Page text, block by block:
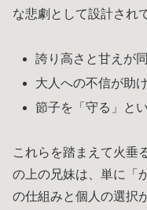
な悲劇として設計され
誇り高さと甘えが
大人への不信が助
節子を「守る」と
これらを踏まえて火垂
の上の兄妹は、単に「
の仕組みと個人の選択